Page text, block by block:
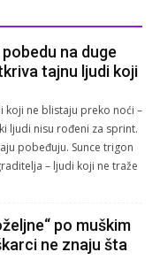
na duge
tajnu ljudi koji
koji ne blistaju preko noći –
ljudi nisu rođeni za sprint.
pobeđuju. Sunce trigon
– ljudi koji ne traže
po muškim
ne znaju šta